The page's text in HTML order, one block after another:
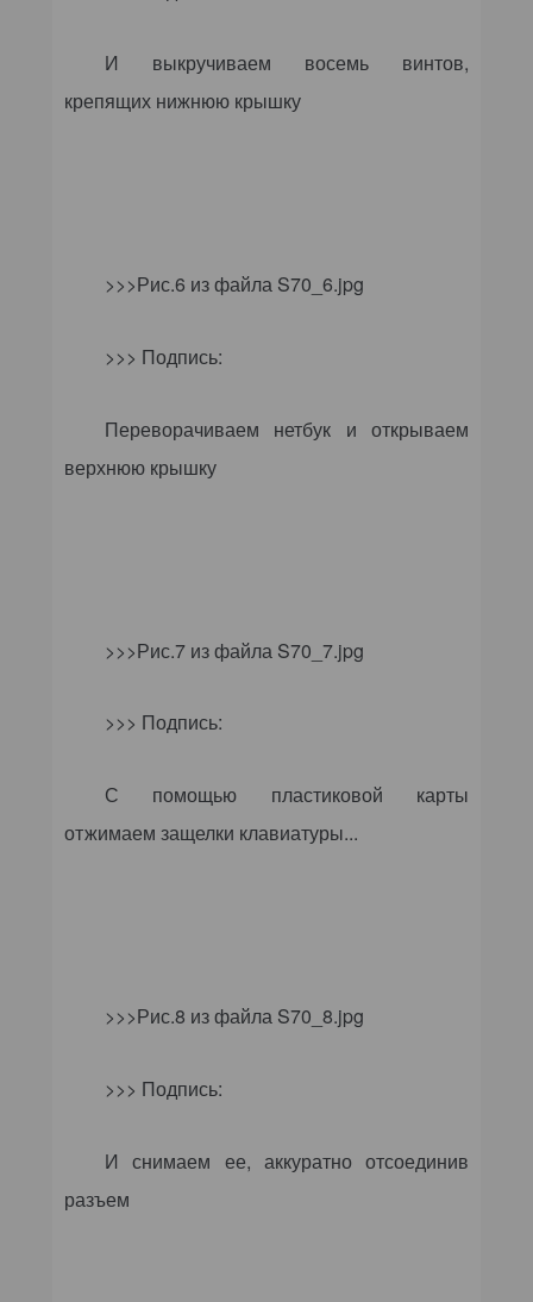
И выкручиваем восемь винтов,
крепящих нижнюю крышку
>>>Рис.6 из файла S70_6.jpg
>>> Подпись:
Переворачиваем нетбук и открываем
верхнюю крышку
>>>Рис.7 из файла S70_7.jpg
>>> Подпись:
С помощью пластиковой карты
отжимаем защелки клавиатуры...
>>>Рис.8 из файла S70_8.jpg
>>> Подпись:
И снимаем ее, аккуратно отсоединив
разъем